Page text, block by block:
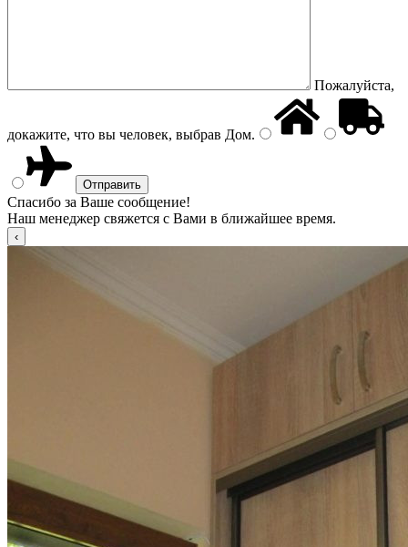
Пожалуйста,
докажите, что вы человек, выбрав Дом.
Спасибо за Ваше сообщение!
Наш менеджер свяжется с Вами в ближайшее время.